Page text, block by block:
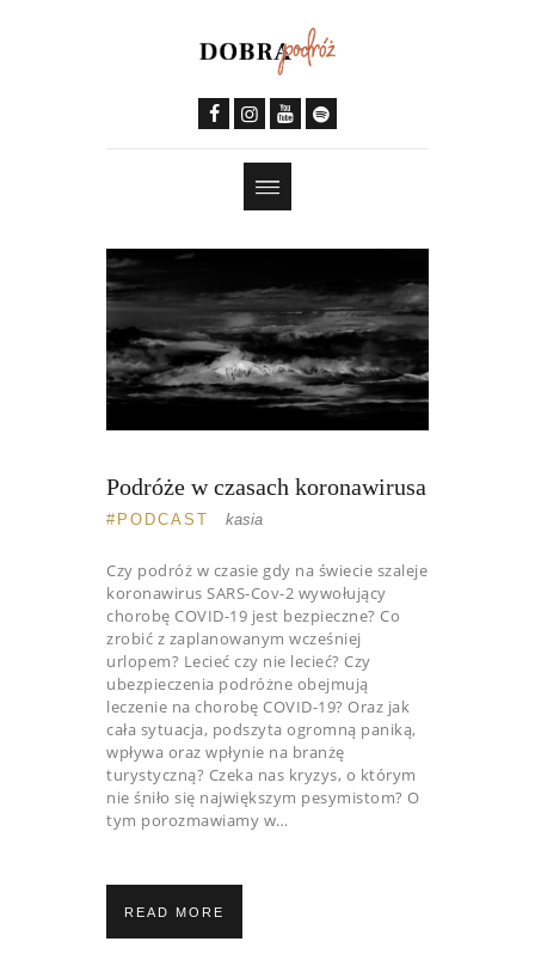
Podróże w czasach koronawirusa
PODCAST kasia
Czy podróż w czasie gdy na świecie szaleje
koronawirus SARS-Cov-2 wywołujący
chorobę COVID-19 jest bezpieczne? Co
zrobić z zaplanowanym wcześniej
urlopem? Lecieć czy nie lecieć? Czy
ubezpieczenia podróżne obejmują
leczenie na chorobę COVID-19? Oraz jak
cała sytuacja, podszyta ogromną paniką,
wpływa oraz wpłynie na branżę
turystyczną? Czeka nas kryzys, o którym
nie śniło się największym pesymistom? O
tym porozmawiamy w…
READ MORE